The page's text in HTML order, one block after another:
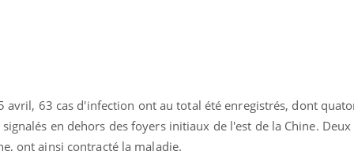
avril, 63 cas d'infection ont au total été enregistrés, dont
en dehors des foyers initiaux de l'est de la Chine.
ont ainsi contracté la maladie.
comment le travail
empiète de plus en plus
sur nos soirées